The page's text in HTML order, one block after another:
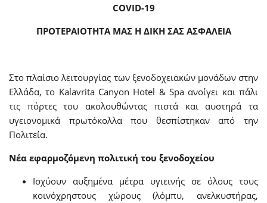
COVID-19
ΠΡΟΤΕΡΑΙΟΤΗΤΑ ΜΑΣ Η ΔΙΚΗ ΣΑΣ ΑΣΦΑΛΕΙΑ
Στο πλαίσιο λειτουργίας των ξενοδοχειακών μονάδων στην
Ελλάδα, το Kalavrita Canyon Hotel & Spa ανοίγει και πάλι
τις πόρτες του ακολουθώντας πιστά και αυστηρά τα
υγειονομικά πρωτόκολλα που θεσπίστηκαν από την
Πολιτεία.
Νέα εφαρμοζόμενη πολιτική του ξενοδοχείου
Ισχύουν αυξημένα μέτρα υγιεινής σε όλους τους
κοινόχρηστους χώρους (λόμπυ, ανελκυστήρας,